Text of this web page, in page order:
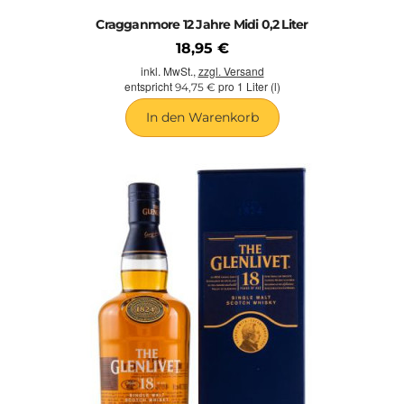
Cragganmore 12 Jahre Midi 0,2 Liter
18,95 €
inkl. MwSt., zzgl. Versand
entspricht 94,75 € pro 1 Liter (l)
In den Warenkorb